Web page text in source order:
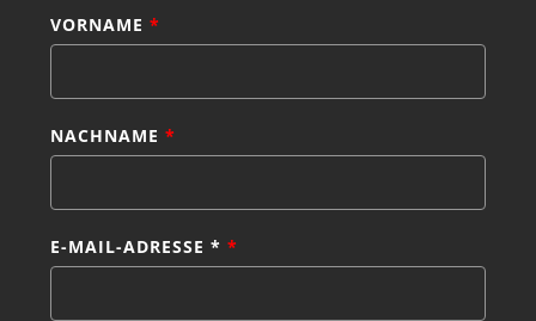
VORNAME*
NACHNAME *
E-MAIL-ADRESSE * *